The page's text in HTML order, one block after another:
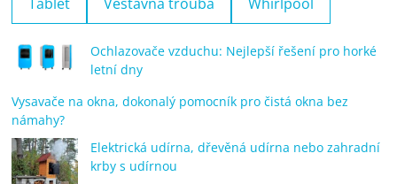
Ochlazovače vzduchu: Nejlepší řešení pro horké
letní dny
Vysavače na okna, dokonalý pomocník pro čistá okna bez
námahy?
Elektrická udírna, dřevěná udírna nebo zahradní
krby s udírnou